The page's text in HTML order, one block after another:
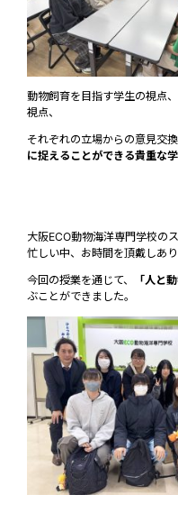
動物飼育を目指す学生の視点
視点、
それぞれの立場からの意見交換
に捉えることができる貴重な
大阪ECO動物海洋専門学校の
忙しい中、お時間を頂戴しあ
今回の授業を通じて、 「人と
ぶことができました。